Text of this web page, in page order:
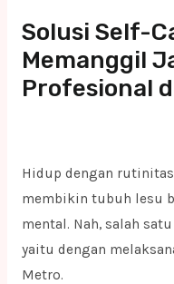
Solusi Self-
Memanggil
Profesional
Hidup dengan
membikin tubuh lesu
mental. Nah, salah
yaitu dengan
Metro.